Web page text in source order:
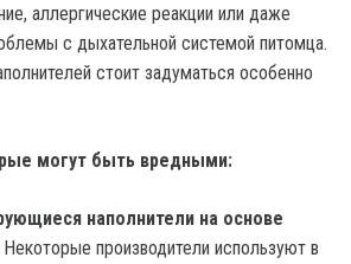
аллергические реакции или даже
с дыхательной системой питомца.
стоит задуматься особенно
могут быть вредными:
наполнители на основе
Некоторые производители используют в